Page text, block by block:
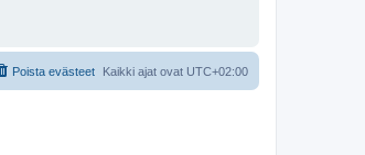
Kaikki ajat ovat UTC+02:00
Poista evästeet